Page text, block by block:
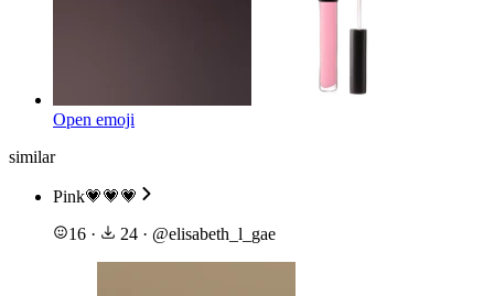
Open emoji
similar
Pink💗💗💗
16 · 24 · @elisabeth_l_gae